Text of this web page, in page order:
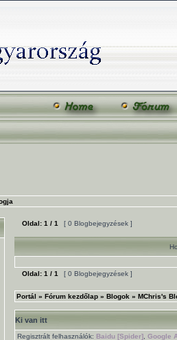
Oldal: 1 / 1 [ 0 Blogbejegyzések ]
Oldal: 1 / 1 [ 0 Blogbejegyzések ]
Portál » Fórum kezdőlap » Blogok » MChris's
Ki van itt
Regisztrált felhasználók: Baidu [Spider] Google